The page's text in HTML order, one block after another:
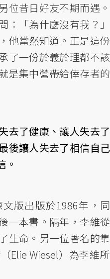
位昔日好友不期而遇。
：「為什麼沒有我？」
他當然知道。正是這份
了一份於義於理都不該
是集中營帶給倖存者的
去了健康、讓人失去了
後讓人失去了相信自己
。
版出版於1986年，同
一本書。隔年，李維從
生命。另一位著名的集
Elie Wiesel）為李維所